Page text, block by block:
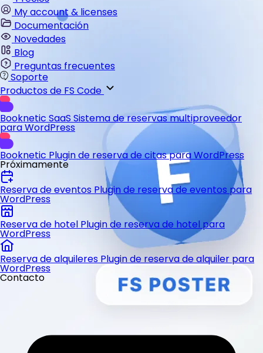
My account & licenses
Documentación
Novedades
Blog
Preguntas frecuentes
Soporte
Productos de FS Code
Booknetic SaaS Sistema de reservas multiproveedor
para WordPress
Booknetic Plugin de reserva de citas para WordPress
Próximamente
Reserva de eventos Plugin de reserva de eventos para
WordPress
Reserva de hotel Plugin de reserva de hotel para
WordPress
Reserva de alquileres Plugin de reserva de alquiler para
WordPress
Contacto